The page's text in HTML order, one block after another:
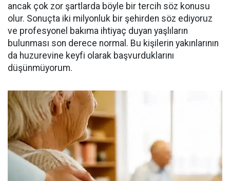
ancak çok zor şartlarda böyle bir tercih söz konusu
olur. Sonuçta iki milyonluk bir şehirden söz ediyoruz
ve profesyonel bakıma ihtiyaç duyan yaşlıların
bulunması son derece normal. Bu kişilerin yakınlarının
da huzurevine keyfi olarak başvurduklarını
düşünmüyorum.